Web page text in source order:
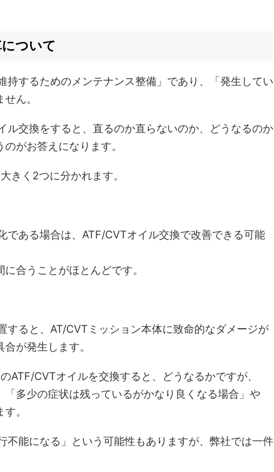
ついて
持するためのメンテナンス整備」であり、「発生してい
ん。
ル交換をすると、直るのか直らないのか、どうなるのか
がお答えになります。
きく2つに分かれます。
である場合は、ATF/CVTオイル交換で改善できる可能
合うことがほとんどです。
すると、AT/CVTミッション本体に致命的なダメージが
が発生します。
ATF/CVTオイルを交換すると、どうなるかですが、
「多少の症状は残っているがかなり良くなる場合」や
。
不能になる」という可能性もありますが、弊社では一件